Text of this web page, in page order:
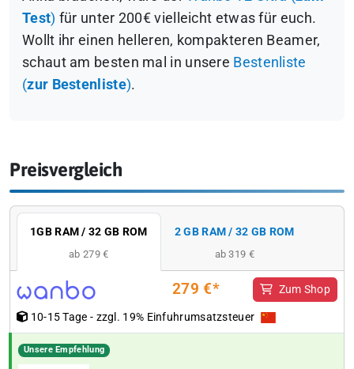
Test) für unter 200€ vielleicht etwas für euch.
Wollt ihr einen helleren, kompakteren Beamer,
schaut am besten mal in unsere Bestenliste
(zur Bestenliste).
Preisvergleich
1GB RAM / 32 GB ROM
ab 279 €
2 GB RAM / 32 GB ROM
ab 319 €
279 €* Zum Shop
10-15 Tage - zzgl. 19% Einfuhrumsatzsteuer
Unsere Empfehlung